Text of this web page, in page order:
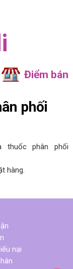
Điểm bán
phối
phân phối
hàng.
nại